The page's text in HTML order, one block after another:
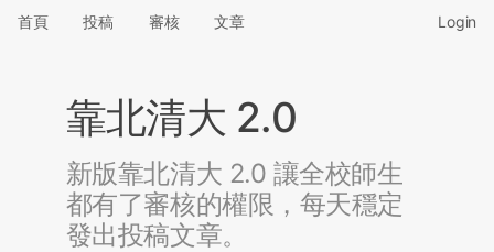
首頁 投稿 審核 文章 Login
靠北清大 2.0
新版靠北清大 2.0 讓全校師生
都有了審核的權限，每天穩定
發出投稿文章。